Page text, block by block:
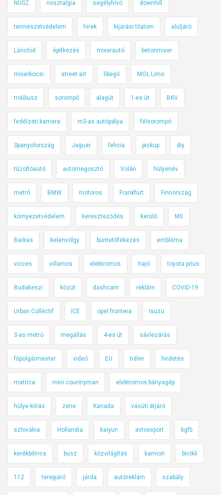
u
p
y
a
p
t
ő
k
e
l
e
t
a
p
i
h
e
ő
e
l
NÚSZ nosztalgia segélyhívó downhill
természetvédelem hírek kijárási tilalom aluljáró
Lánchíd építkezés mixerautó betonmixer
mixerkocsi street art libegő MOL Limo
trolibusz sorompó alagút 1-es út BKV
fedélzeti kamera m3-as autópálya félsorompó
Spanyolország Jaguar felicia pickup diy
tűzoltóautó autómegosztó Volán hülyenév
metró BMW motoros Frankfurt Finnország
környezetvédelem kereszteződés kerülő M0
Barkas kelenvölgy büntetőfékezés embléma
vicces villamos elektromos hajó toyota prius
Budakeszi közút dashcam reklám COVID-19
Urban Collëctif ICE opel frontera Isuzu
3-as metró megállás 4-es út sávlezárás
főpolgármester videó EU tréler hirdetés
matrica mini countryman elektromos bányagép
hülye kiírás zene Kanada vasúti átjáró
szlovákia Hollandia kaiyun avtoexport kgfb
kerékbilincs busz közvilágítás kamion bicikli
112 terepjáró járda autóreklám szabály